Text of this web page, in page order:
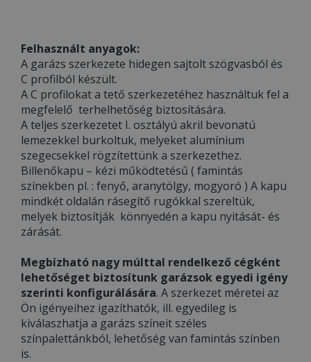
Felhasznált anyagok:
A garázs szerkezete hidegen sajtolt szögvasból és
C profilból készült.
A C profilokat a tető szerkezetéhez használtuk fel a
megfelelő terhelhetőség biztosítására.
A teljes szerkezetet I. osztályú akril bevonatú
lemezekkel burkoltuk, melyeket alumínium
szegecsekkel rögzítettünk a szerkezethez.
Billenőkapu – kézi működtetésű ( famintás
színekben pl. : fenyő, aranytölgy, mogyoró ) A kapu
mindkét oldalán rásegítő rugókkal szereltük,
melyek biztosítják könnyedén a kapu nyitását- és
zárását.
Megbízható nagy múlttal rendelkező cégként
lehetőséget biztosítunk garázsok egyedi igény
szerinti konfigurálására. A szerkezet méretei az
Ön igényeihez igazíthatók, ill. egyedileg is
kiválaszhatja a garázs színeit széles
színpalettánkból, lehetőség van famintás színben
is.